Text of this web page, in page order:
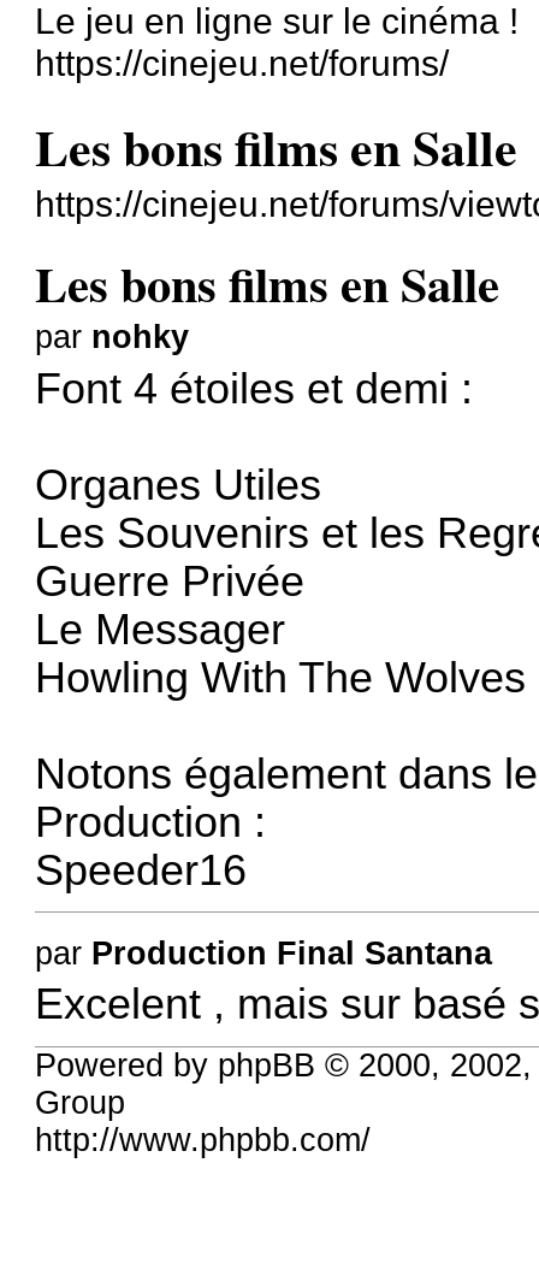
Le jeu en ligne sur le cinéma !
https://cinejeu.net/forums/
Les bons films en Salle
https://cinejeu.net/forums/
Les bons films en Salle
par nohky
Font 4 étoiles et demi :
Organes Utiles
Les Souvenirs et les
Guerre Privée
Le Messager
Howling With The Wolves
Notons également dans
Production :
Speeder16
par Production Final Santana
Excelent , mais sur basé
Powered by phpBB © 2000,
Group
http://www.phpbb.com/